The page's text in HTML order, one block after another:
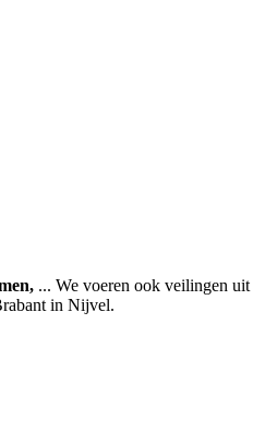
... We voeren ook veilingen uit
in Nijvel.